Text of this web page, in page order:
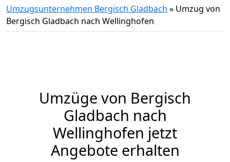
Umzugsunternehmen Bergisch Gladbach » Umzug von
Bergisch Gladbach nach Wellinghofen
Umzüge von Bergisch
Gladbach nach
Wellinghofen jetzt
Angebote erhalten